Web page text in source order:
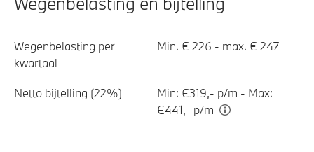
Wegenbelasting per
kwartaal
Min. € 226 - max. € 247
Netto bijtelling (22%)
Min: €319,- p/m - Max:
€441,- p/m